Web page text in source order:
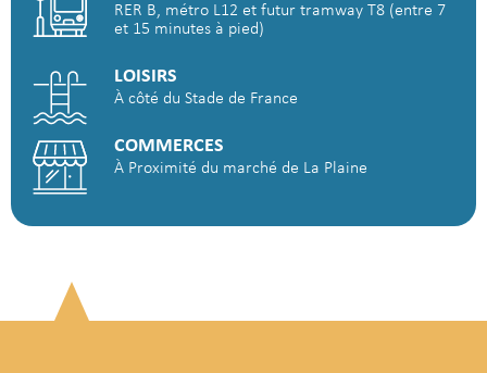
RER B, métro L12 et futur tramway T8 (entre 7
et 15 minutes à pied)
LOISIRS
À côté du Stade de France
COMMERCES
À Proximité du marché de La Plaine